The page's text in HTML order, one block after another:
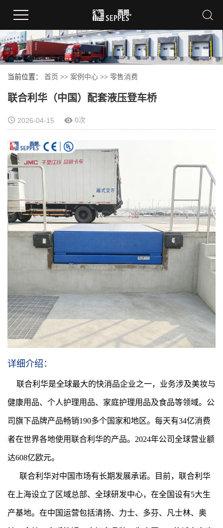
当前位置： 首页 >> 案例中心 >> 零售消费
联合利华（中国）配套液压登车桥
2026-04-15 0次
详细介绍：
联合利华是全球最大的快消品企业之一，业务涉及美妆与
健康用品、个人护理用品、家庭护理用品及食品等领域。公
司旗下品牌产品畅销190多个国家和地区。每天有34亿消费
者在世界各地使用联合利华的产品。2024年公司全球营业额
达608亿欧元。
联合利华对中国市场有长期发展承诺。目前，联合利华
在上海设立了区域总部、全球研发中心，在全国设有5大生
产基地。在中国运营包括清扬、力士、多芬、凡士林、奥